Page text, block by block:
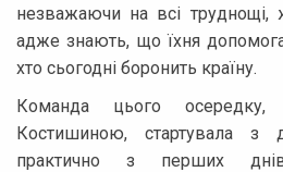
незважаючи на всі труднощі,
адже знають, що їхня
хто сьогодні боронить країну.
Команда цього осередку,
Костишиною, стартувала з
практично з перших днів